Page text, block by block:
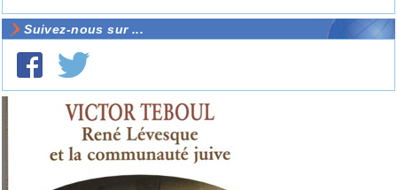
Suivez-nous sur ...